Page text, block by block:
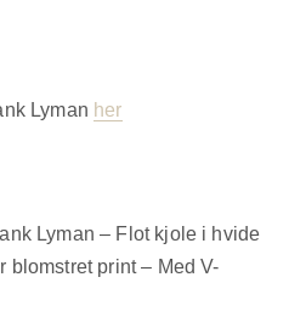
Lyman her
Lyman – Flot kjole i hvide
blomstret print – Med V-